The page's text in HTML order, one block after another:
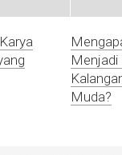
Menjadi
Muda?